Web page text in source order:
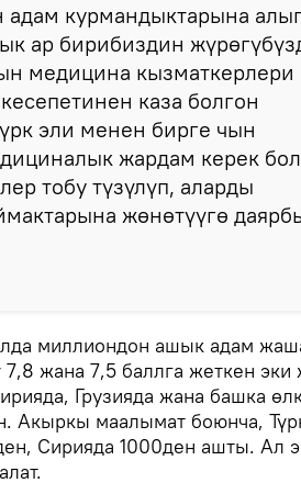
адам курмандыктарына
ар бирибиздин
медицина кызматкерлери
каза болгон
эли менен бирге чын
жардам керек
тобу түзүлүп, аларды
жөнөтүүгө
миллиондон ашык адам
жана 7,5 баллга жеткен эки
Грузияда жана башка
Акыркы маалымат боюнча,
Сирияда 1000ден ашты. Ал